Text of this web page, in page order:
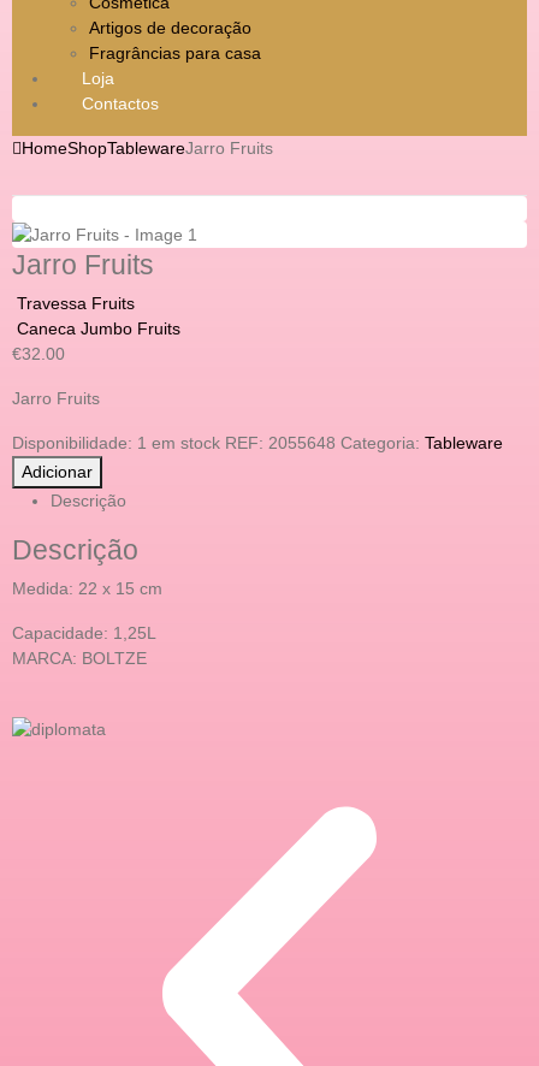
Artigos de decoração
Fragrâncias para casa
Loja
Contactos
HomeShopTablewareJarro Fruits
Jarro Fruits
Travessa Fruits
Caneca Jumbo Fruits
€32.00
Jarro Fruits
Disponibilidade: 1 em stock REF: 2055648 Categoria: Tableware
Adicionar
Descrição
Descrição
Medida: 22 x 15 cm
Capacidade: 1,25L
MARCA: BOLTZE